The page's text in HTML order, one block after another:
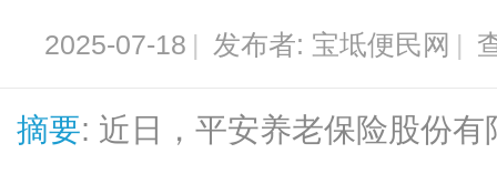
2025-07-18 | 发布者: 宝坻便民网 |
摘要: 近日，平安养老保险股份